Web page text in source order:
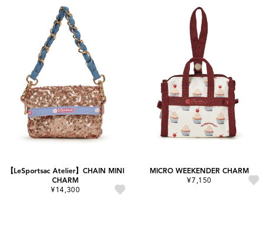
【LeSportsac Atelier】CHAIN MINI
CHARM
¥14,300
MICRO WEEKENDER CHARM
¥7,150